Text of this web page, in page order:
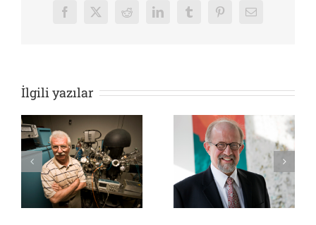
Facebook
X Reddit LinkedInTumblrPinterest
E-
İlgili yazılar